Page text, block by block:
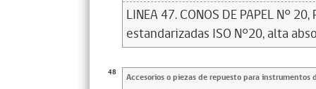
LINEA 47. CONOS DE PAPEL N°
estandarizadas ISO N°20, alta
48 Accesorios o piezas de repuesto para instrumentos